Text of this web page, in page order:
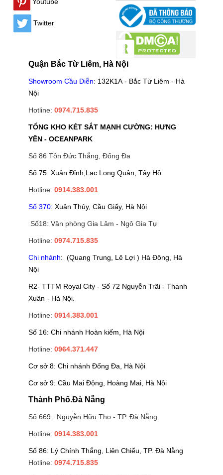
Twitter
Quận Bắc Từ Liêm, Hà Nội
Showroom Cầu Diễn: 132K1A - Bắc Từ Liêm - Hà
Nội
Hotline: 0974.715.835
TỔNG KHO KÉT SẮT MẠNH CƯỜNG: HƯNG
YÊN - OCEANPARK
Số 86 Tôn Đức Thắng, Đống Đa
Số 75: Xuân Đỉnh,Lạc Long Quân, Tây Hồ
Hotline: 0914.383.001
Số 370: Xuân Thủy, Cầu Giấy, Hà Nội
Số18: Văn phòng Gia Lâm - Ngô Gia Tự
Hotline: 0974.715.835
Chi nhánh: (Quang Trung, Lê Lợi ) Hà Đông, Hà
Nội
R2- TTTM Royal City - Số 72 Nguyễn Trãi - Thanh
Xuân - Hà Nội.
Hotline: 0914.383.001
Số 16: Chi nhánh Hoàn kiếm, Hà Nội
Hotline: 0964.371.447
Cơ sở 8: Chi nhánh Đống Đa, Hà Nội
Cơ sở 9: Cầu Mai Động, Hoàng Mai, Hà Nội
Thành Phố.Đà Nẵng
Số 669 : Nguyễn Hữu Thọ - TP. Đà Nẵng
Hotline: 0914.383.001
Số 86: Lý Chính Thắng, Liên Chiểu, TP. Đà Nẵng
Hotline: 0974.715.835